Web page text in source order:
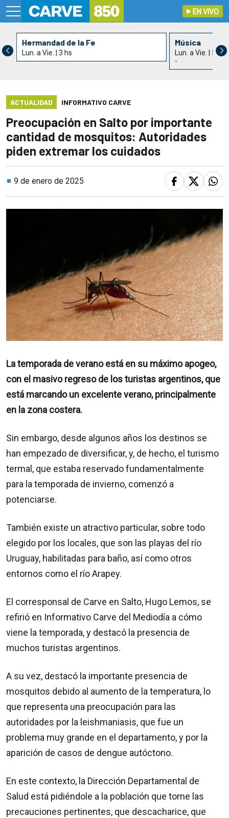
EN VIVO
Hermandad de la Fe
Lun. a Vie. | 3 hs
Música
Lun. a Vie. | 5 hs
-
ACTUALIDAD INFORMATIVO CARVE
Preocupación en Salto por importante
cantidad de mosquitos: Autoridades
piden extremar los cuidados
9 de enero de 2025
La temporada de verano está en su máximo apogeo,
con el masivo regreso de los turistas argentinos, que
está marcando un excelente verano, principalmente
en la zona costera.
Sin embargo, desde algunos años los destinos se
han empezado de diversificar, y, de hecho, el turismo
termal, que estaba reservado fundamentalmente
para la temporada de invierno, comenzó a
potenciarse.
También existe un atractivo particular, sobre todo
elegido por los locales, que son las playas del río
Uruguay, habilitadas para baño, así como otros
entornos como el río Arapey.
El corresponsal de Carve en Salto, Hugo Lemos, se
refirió en Informativo Carve del Mediodía a cómo
viene la temporada, y destacó la presencia de
muchos turistas argentinos.
A su vez, destacó la importante presencia de
mosquitos debido al aumento de la temperatura, lo
que representa una preocupación para las
autoridades por la leishmaniasis, que fue un
problema muy grande en el departamento, y por la
aparición de casos de dengue autóctono.
En este contexto, la Dirección Departamental de
Salud está pidiéndole a la población que tome las
precauciones pertinentes, que descacharice, que